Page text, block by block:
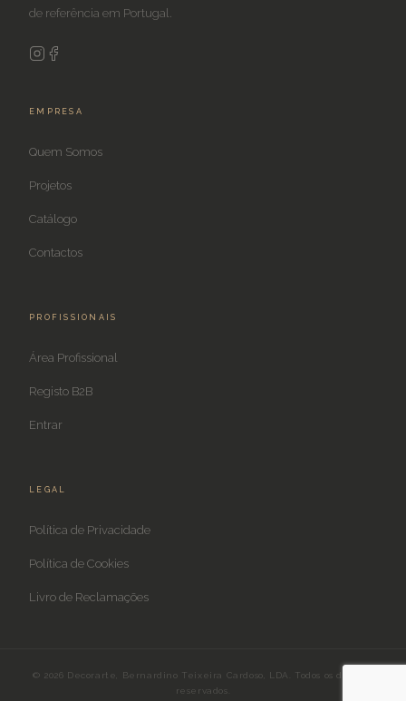
de referência em Portugal.
EMPRESA
Quem Somos
Projetos
Catálogo
Contactos
PROFISSIONAIS
Área Profissional
Registo B2B
Entrar
LEGAL
Política de Privacidade
Política de Cookies
Livro de Reclamações
© 2026 Decorarte, Bernardino Teixeira Cardoso, LDA. Todos os direitos
reservados.